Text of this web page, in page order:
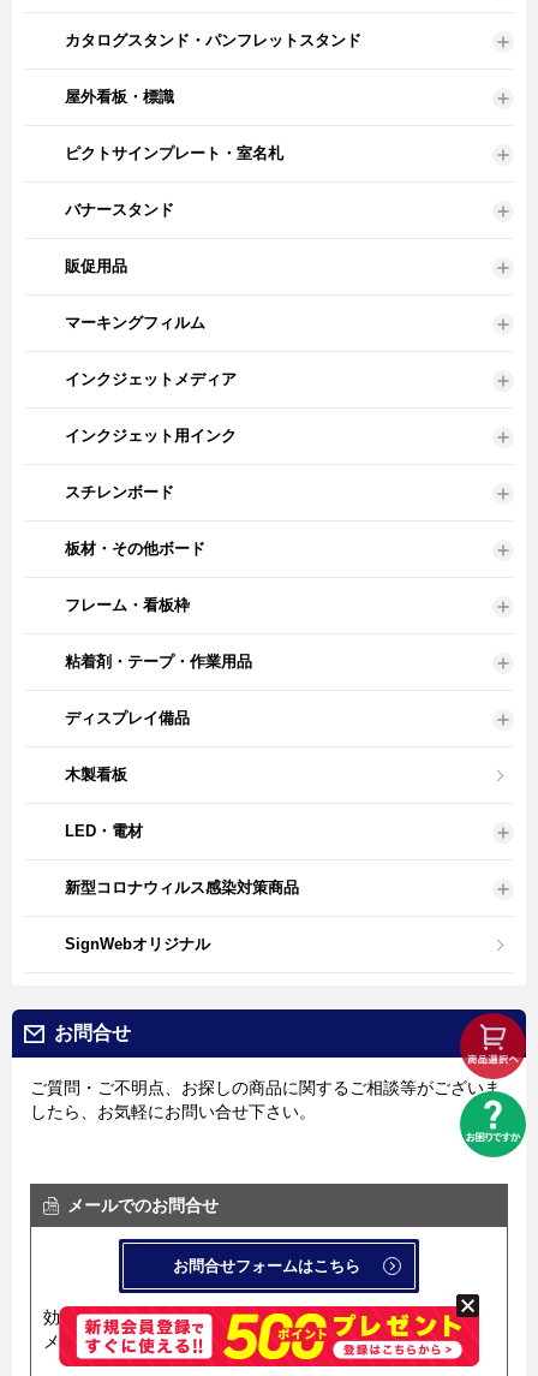
カタログスタンド・パンフレットスタンド
屋外看板・標識
ピクトサインプレート・室名札
バナースタンド
販促用品
マーキングフィルム
インクジェットメディア
インクジェット用インク
スチレンボード
板材・その他ボード
フレーム・看板枠
粘着剤・テープ・作業用品
ディスプレイ備品
木製看板
LED・電材
新型コロナウィルス感染対策商品
SignWebオリジナル
お問合せ
ご質問・ご不明点、お探しの商品に関するご相談等がございま
したら、お気軽にお問い合せ下さい。
メールでのお問合せ
お問合せフォームはこちら
効率良く迅速にお答えするため、
メール問い合せ用フォームを導入しています。